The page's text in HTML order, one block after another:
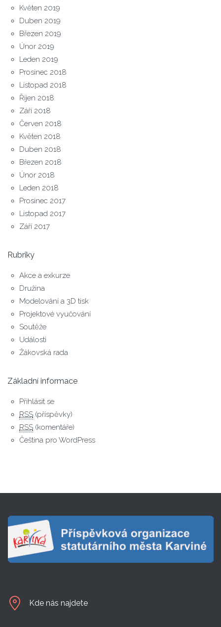
Květen 2019
Duben 2019
Březen 2019
Únor 2019
Leden 2019
Prosinec 2018
Listopad 2018
Říjen 2018
Září 2018
Červen 2018
Květen 2018
Duben 2018
Březen 2018
Únor 2018
Leden 2018
Prosinec 2017
Listopad 2017
Září 2017
Rubriky
Akce a exkurze
Družina
Modelování a 3D tisk
Projektové vyučování
Soutěže
Události
Žákovská rada
Základní informace
Přihlásit se
RSS (příspěvky)
RSS (komentáře)
Čeština pro WordPress
Kde nás najdete